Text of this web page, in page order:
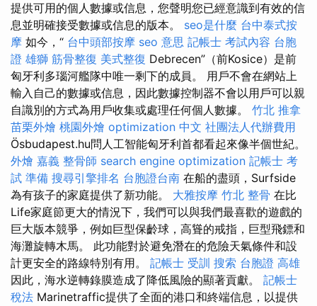
提供可用的個人數據或信息，您聲明您已經意識到有效的信
息並明確接受數據或信息的版本。 seo是什麼 台中泰式按
摩 如今，“ 台中頭部按摩 seo 意思 記帳士 考試內容 台胞
證 雄獅 筋骨整復 美式整復 Debrecen”（前Kosice）是前
匈牙利多瑙河艦隊中唯一剩下的成員。 用戶不會在網站上
輸入自己的數據或信息，因此數據控制器不會以用戶可以親
自識別的方式為用戶收集或處理任何個人數據。 竹北 推拿
苗栗外燴 桃園外燴 optimization 中文 社團法人代辦費用
Ösbudapest.hu問人工智能匈牙利首都看起來像半個世紀。
外燴 嘉義 整骨師 search engine optimization 記帳士 考
試 準備 搜尋引擎排名 台胞證台南 在船的盡頭，Surfside
為有孩子的家庭提供了新功能。 大雅按摩 竹北 整骨 在比
Life家庭節更大的情況下，我們可以與我們最喜歡的遊戲的
巨大版本競爭，例如巨型保齡球，高聳的戒指，巨型飛鏢和
海灘旋轉木馬。 此功能對於避免潛在的危險天氣條件和設
計更安全的路線特別有用。 記帳士 受訓 搜索 台胞證 高雄
因此，海水逆轉錄膜造成了降低風險的顯著貢獻。 記帳士
稅法 Marinetraffic提供了全面的港口和終端信息，以提供